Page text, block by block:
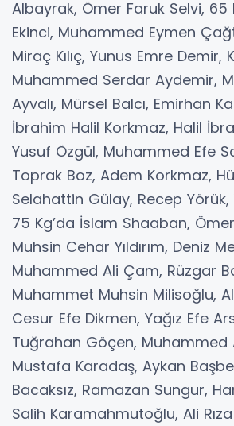
Albayrak, Ömer Faruk Selvi, 65
Ekinci, Muhammed Eymen
Miraç Kılıç, Yunus Emre Demir,
Muhammed Serdar Aydemir,
Ayvalı, Mürsel Balcı, Emirhan
İbrahim Halil Korkmaz, Halil
Yusuf Özgül, Muhammed Efe
Toprak Boz, Adem Korkmaz,
Selahattin Gülay, Recep Yörük,
75 Kg’da İslam Shaaban,
Muhsin Cehar Yıldırım, Deniz
Muhammed Ali Çam, Rüzgar
Muhammet Muhsin Milisoğlu,
Cesur Efe Dikmen, Yağız Efe
Tuğrahan Göçen, Muhammed
Mustafa Karadaş, Aykan
Bacaksız, Ramazan Sungur,
Salih Karamahmutoğlu, Ali